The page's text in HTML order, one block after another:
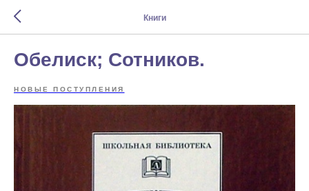
Книги
Обелиск; Сотников.
НОВЫЕ ПОСТУПЛЕНИЯ